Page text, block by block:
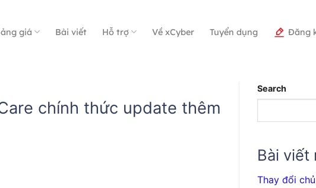
giá Bài viết Hỗ trợ Về xCyber Tuyển dụng Đăng
chính thức update thêm
Search
Bài viết
Thay đổi